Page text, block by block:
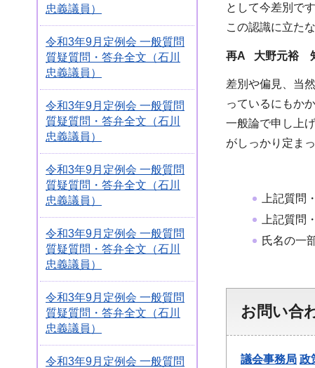
忠義議員）
令和3年9月定例会 一般質問
質疑質問・答弁全文（石川
忠義議員）
令和3年9月定例会 一般質問
質疑質問・答弁全文（石川
忠義議員）
令和3年9月定例会 一般質問
質疑質問・答弁全文（石川
忠義議員）
令和3年9月定例会 一般質問
質疑質問・答弁全文（石川
忠義議員）
令和3年9月定例会 一般質問
質疑質問・答弁全文（石川
忠義議員）
令和3年9月定例会 一般質問
として今差別で
この認識に立た
再A 大野元裕
差別や偏見、当
っているにもか
一般論で申し上
がしっかり定ま
上記質問
上記質問
氏名の一
お問い合
議会事務局 政